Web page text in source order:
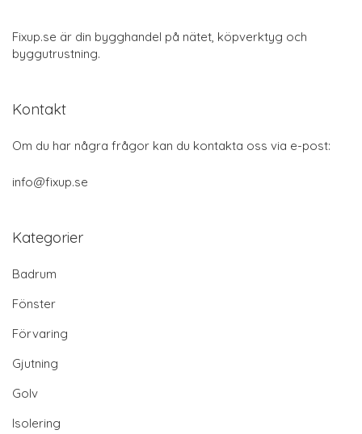
Fixup.se är din bygghandel på nätet, köpverktyg och
byggutrustning.
Kontakt
Om du har några frågor kan du kontakta oss via e-post:
info@fixup.se
Kategorier
Badrum
Fönster
Förvaring
Gjutning
Golv
Isolering